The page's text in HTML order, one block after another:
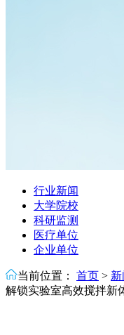
行业新闻
大学院校
科研监测
医疗单位
企业单位
当前位置： 首页 >
解锁实验室高效搅拌新